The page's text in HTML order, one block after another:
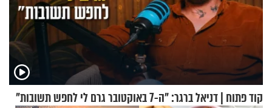
קוד פתוח | דניאל ברגר: "ה-7 באוקטובר גרם לי לחפש תשובות"